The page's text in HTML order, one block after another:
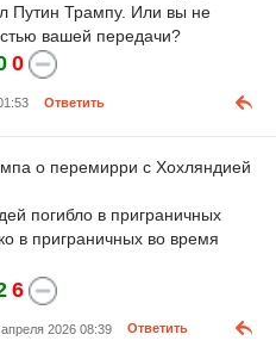
Путин Трампу. Или вы не
вашей передачи?
0
Ответить
о перемирри с Хохляндией
погибло в приграничных
в приграничных во время
6
2026 08:39 Ответить